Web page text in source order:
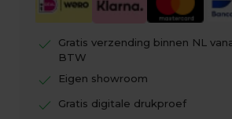
check
Gratis verzending binnen NL
BTW
check Eigen showroom
check Gratis digitale drukproef